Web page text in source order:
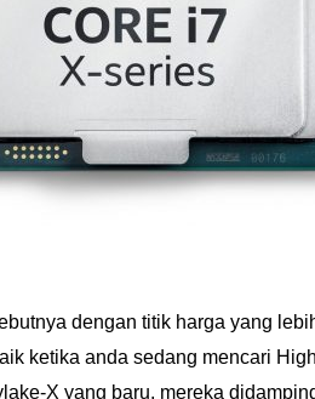
dengan titik harga yang
ketika anda sedang mencari
X yang baru, mereka